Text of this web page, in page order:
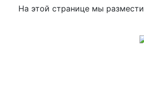
На этой странице мы